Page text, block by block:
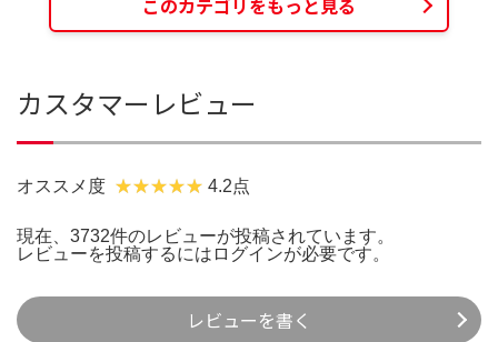
カスタマーレビュー
オススメ度 4.2点
現在、3732件のレビューが投稿されています。
レビューを投稿するには ログインが必要です。
レビューを書く